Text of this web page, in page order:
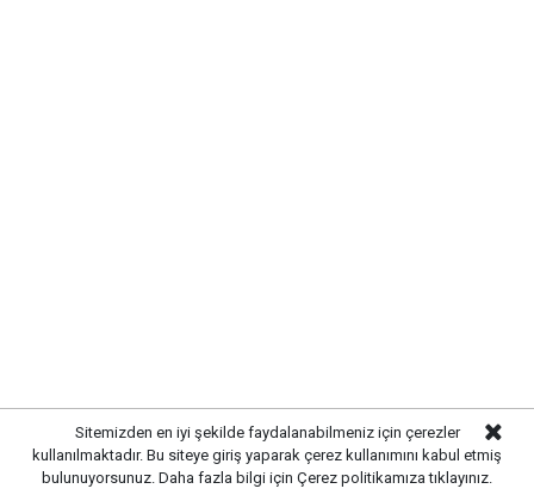
Sitemizden en iyi şekilde faydalanabilmeniz için çerezler
kullanılmaktadır. Bu siteye giriş yaparak çerez kullanımını kabul etmiş
bulunuyorsunuz. Daha fazla bilgi için Çerez politikamıza tıklayınız.